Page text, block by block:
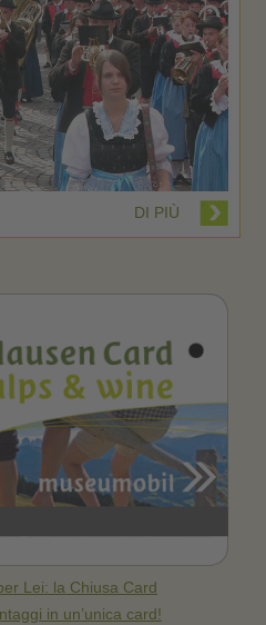
DI PIÙ
Lei: la Chiusa Card
in un’unica card!